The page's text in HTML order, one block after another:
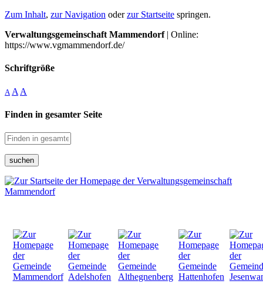
Zum Inhalt, zur Navigation oderzur Startseite springen.
Verwaltungsgemeinschaft Mammendorf| Online:
https://www.vgmammendorf.de/
Schriftgröße
A A A
Finden in gesamter Seite
suchen